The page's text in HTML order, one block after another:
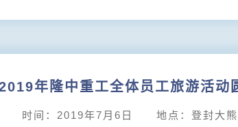
年隆中重工全体员工旅游活动
时间：2019年7月6日 地点：登封大熊